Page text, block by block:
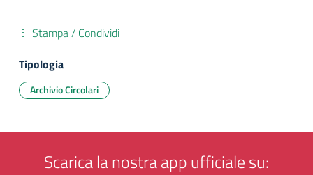
Stampa / Condividi
Tipologia
Archivio Circolari
Scarica la nostra app ufficiale su: